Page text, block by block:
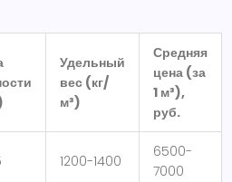
Удельный
вес (кг/
м³)
Средняя
цена (за
1 м³),
руб.
1200-1400
6500-
7000